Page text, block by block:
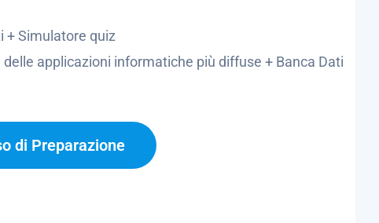
+ Simulatore quiz
applicazioni informatiche più diffuse + Banca Dati
di Preparazione